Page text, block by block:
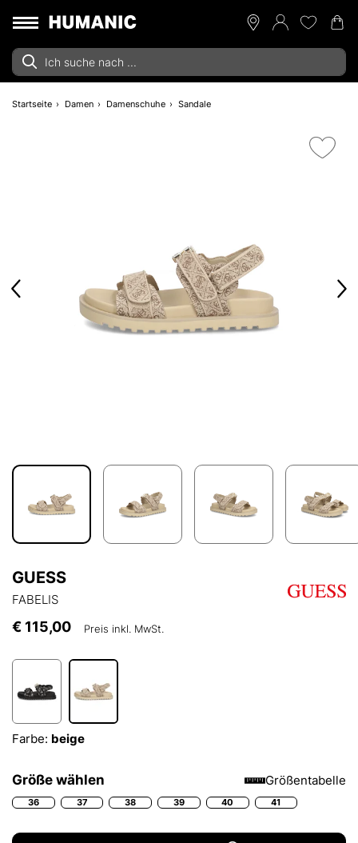
Startseite Damen Damenschuhe Sandale
GUESS
FABELIS
€ 115,00 Preis inkl. MwSt.
Farbe: beige
Größe wählen Größentabelle
36 37 38 39 40 41